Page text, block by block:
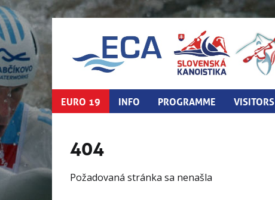
EURO 19 INFO PROGRAMME VISITORS
404
Požadovaná stránka sa nenašla